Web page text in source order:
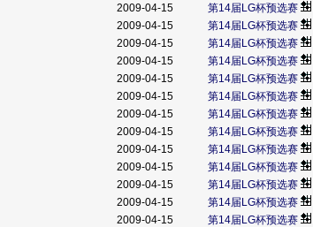
2009-04-15 第14届LG杯预选赛
2009-04-15 第14届LG杯预选赛
2009-04-15 第14届LG杯预选赛
2009-04-15 第14届LG杯预选赛
2009-04-15 第14届LG杯预选赛
2009-04-15 第14届LG杯预选赛
2009-04-15 第14届LG杯预选赛
2009-04-15 第14届LG杯预选赛
2009-04-15 第14届LG杯预选赛
2009-04-15 第14届LG杯预选赛
2009-04-15 第14届LG杯预选赛
2009-04-15 第14届LG杯预选赛
2009-04-15 第14届LG杯预选赛